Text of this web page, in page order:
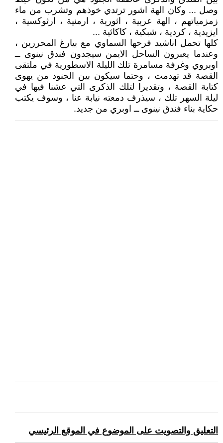
وصل ... وكان الهة اشور ترتدي خوذهم وتشرب من ماء
زمزمياتهم ، الهة عربية ، اثورية ، ارمنية ، ارثوكسية ،
ايزيدية ، كردية ، شبكية ، كاكائية ...
كلها تحمل اناشيد فرحها السماوي مع بيارغ المحررين ،
وعندما يعبرون الساحل الايمن سيجدون فندق نينوى ــ
اوبروي وغرفة مسامرة تلك الليلة الاسطورية في ملتقى
القصة قد تهدمت ، وحتما سيكون بين الجنود من يهوى
كتابة القصة ، وتقديرا لتلك الذكرى التي عشنا فيها في
ليلة السهر تلك ، سيذرف دمعته نيابة عنا ، وسوف يكتب
حكاية بناء فندق نينوى ــ اوبري من جديد.
التعليق والتصويت على الموضوع في الموقع الرئيسي